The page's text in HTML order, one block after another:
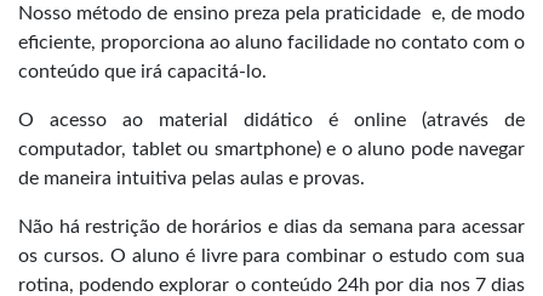
Nosso método de ensino preza pela praticidade e, de modo
eficiente, proporciona ao aluno facilidade no contato com o
conteúdo que irá capacitá-lo.
O acesso ao material didático é online (através de
computador, tablet ou smartphone) e o aluno pode navegar
de maneira intuitiva pelas aulas e provas.
Não há restrição de horários e dias da semana para acessar
os cursos. O aluno é livre para combinar o estudo com sua
rotina, podendo explorar o conteúdo 24h por dia nos 7 dias